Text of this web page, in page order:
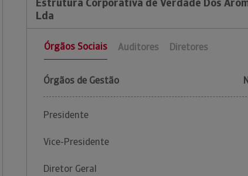
Estrutura Corporativa de Verdade Dos
Lda
Órgãos Sociais Auditores Diretores
Órgãos de Gestão
Presidente
Vice-Presidente
Diretor Geral